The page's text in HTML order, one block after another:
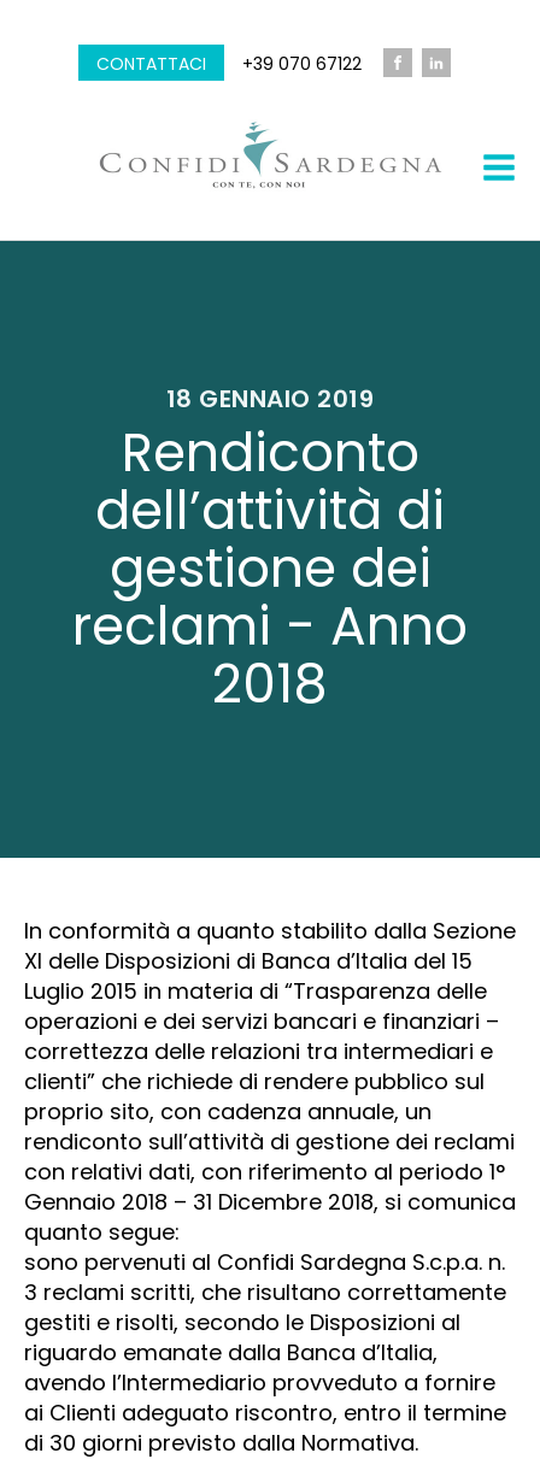
CONTATTACI +39 070 67122
18 GENNAIO 2019
Rendiconto
dell’attività di
gestione dei
reclami - Anno
2018
In conformità a quanto stabilito dalla Sezione
XI delle Disposizioni di Banca d’Italia del 15
Luglio 2015 in materia di “Trasparenza delle
operazioni e dei servizi bancari e finanziari –
correttezza delle relazioni tra intermediari e
clienti” che richiede di rendere pubblico sul
proprio sito, con cadenza annuale, un
rendiconto sull’attività di gestione dei reclami
con relativi dati, con riferimento al periodo 1°
Gennaio 2018 – 31 Dicembre 2018, si comunica
quanto segue:
sono pervenuti al Confidi Sardegna S.c.p.a. n.
3 reclami scritti, che risultano correttamente
gestiti e risolti, secondo le Disposizioni al
riguardo emanate dalla Banca d’Italia,
avendo l’Intermediario provveduto a fornire
ai Clienti adeguato riscontro, entro il termine
di 30 giorni previsto dalla Normativa.